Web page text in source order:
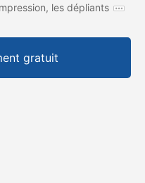
les dépliants
gratuit